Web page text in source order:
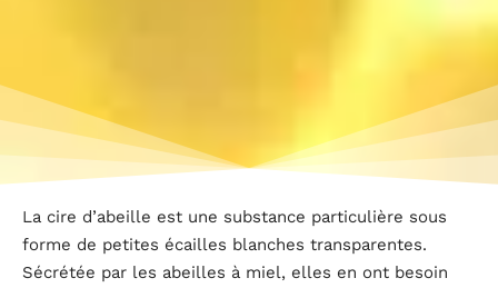
La cire d’abeille est une substance particulière sous
forme de petites écailles blanches transparentes.
Sécrétée par les abeilles à miel, elles en ont besoin